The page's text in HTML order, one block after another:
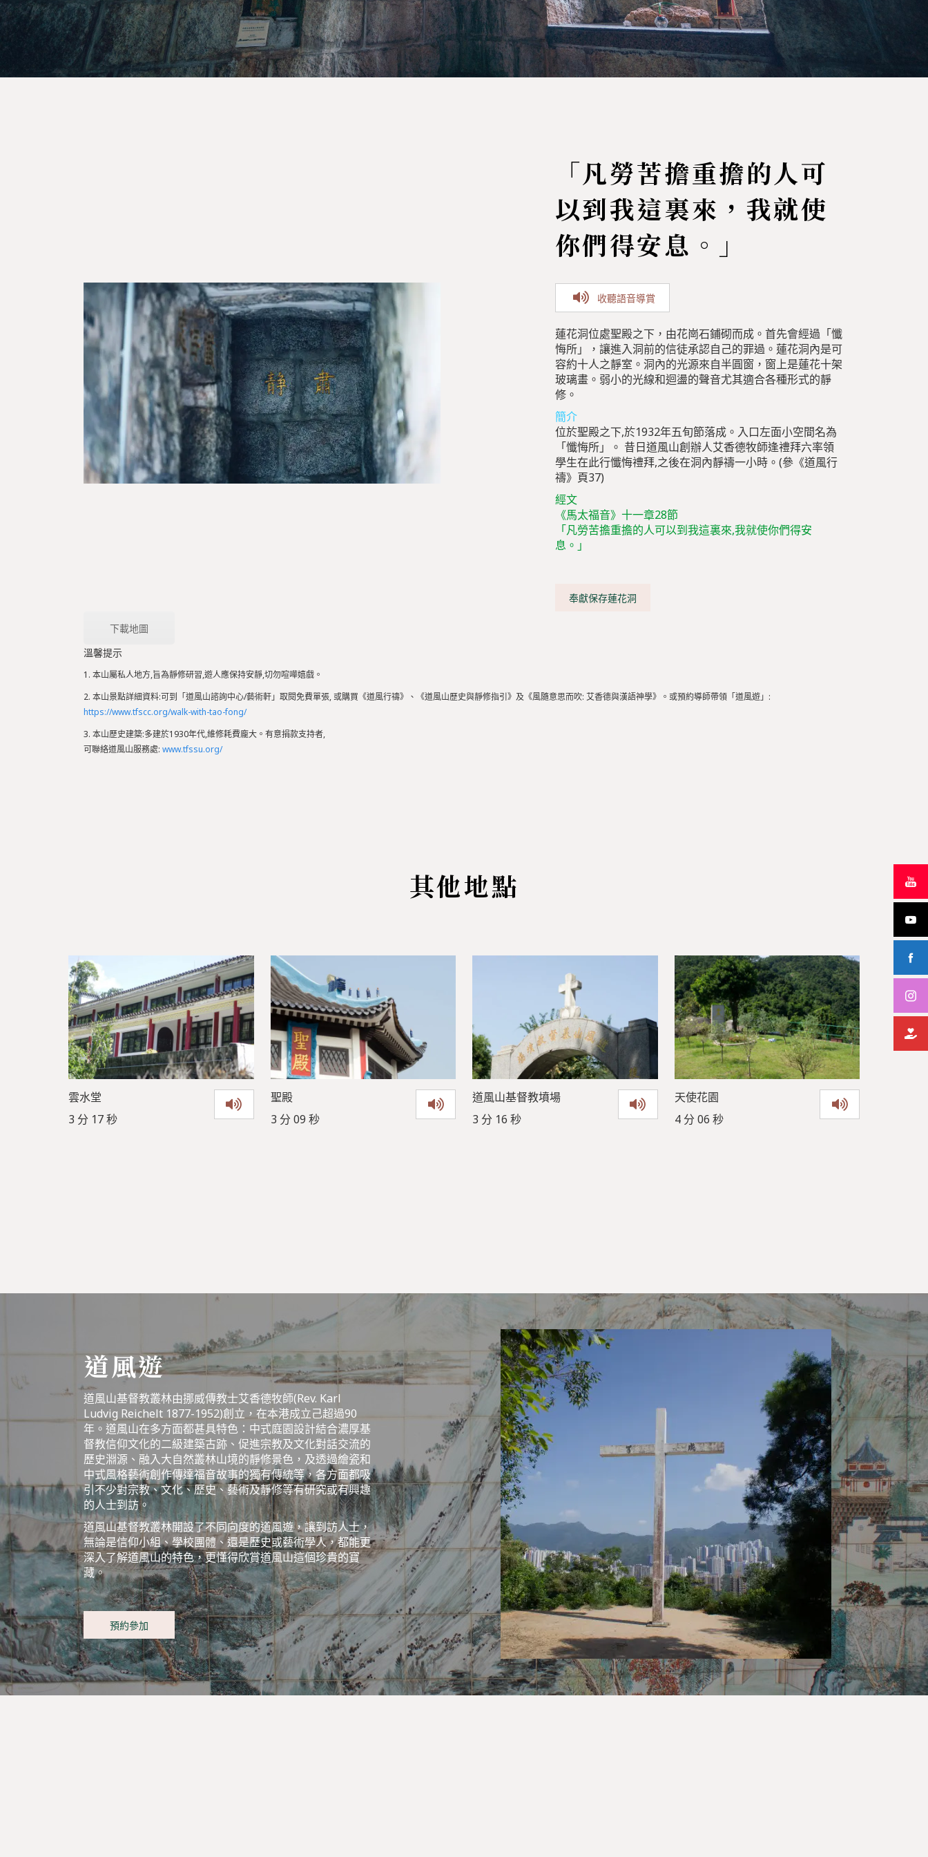
「凡勞苦擔重擔的人可
以到我這裏來，我就使
你們得安息。」
收聽語音導賞
蓮花洞位處聖殿之下，由花崗石鋪砌而成。首先會經過「懺
悔所」，讓進入洞前的信徒承認自己的罪過。蓮花洞內是可
容約十人之靜室。洞內的光源來自半圓窗，窗上是蓮花十架
玻璃畫。弱小的光線和迴盪的聲音尤其適合各種形式的靜
修。
簡介
位於聖殿之下,於1932年五旬節落成。入口左面小空間名為
「懺悔所」。 昔日道風山創辦人艾香德牧師逢禮拜六率領
學生在此行懺悔禮拜,之後在洞內靜禱一小時。(參《道風行
禱》頁37)
經文
《馬太福音》十一章28節
「凡勞苦擔重擔的人可以到我這裏來,我就使你們得安
息。」
奉獻保存蓮花洞
下載地圖
溫馨提示
1. 本山屬私人地方,旨為靜修研習,遊人應保持安靜,切勿喧嘩嬉戲。
2. 本山景點詳細資料:可到「道風山諮詢中心/藝術軒」取閱免費單張, 或購買《道風行禱》、《道風山歷史與靜修指引》及《風隨意思而吹: 艾香德與漢語神學》。或預約導師帶領「道風遊」:
https://www.tfscc.org/walk-with-tao-fong/
3. 本山歷史建築:多建於1930年代,維修耗費龐大。有意捐款支持者,
可聯絡道風山服務處: www.tfssu.org/
其他地點
雲水堂
3 分 17 秒
聖殿
3 分 09 秒
道風山基督教墳場
3 分 16 秒
天使花園
4 分 06 秒
道風遊
道風山基督教叢林由挪威傳教士艾香德牧師(Rev. Karl
Ludvig Reichelt 1877-1952)創立，在本港成立己超過90
年。道風山在多方面都甚具特色：中式庭園設計結合濃厚基
督教信仰文化的二級建築古跡、促進宗教及文化對話交流的
歷史淵源、融入大自然叢林山境的靜修景色，及透過繪瓷和
中式風格藝術創作傳達福音故事的獨有傳統等，各方面都吸
引不少對宗教、文化、歷史、藝術及靜修等有研究或有興趣
的人士到訪。
道風山基督教叢林開設了不同向度的道風遊，讓到訪人士，
無論是信仰小組、學校團體、還是歷史或藝術學人，都能更
深入了解道風山的特色，更懂得欣賞道風山這個珍貴的寶
藏。
預約參加